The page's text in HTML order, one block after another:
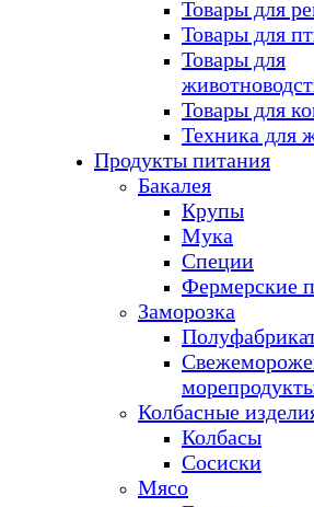
Товары для
Товары для
Товары для
Товары для
Техника для
Продукты питания
Бакалея
Крупы
Мука
Специи
Фермерские
Заморозка
Колбасные
Колбасы
Сосиски
Мясо